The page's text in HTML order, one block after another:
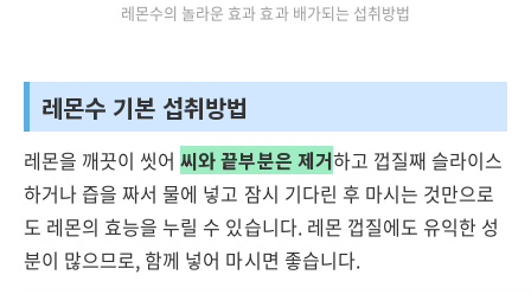
레몬수의 놀라운 효과 효과 배가되는 섭취방법
레몬수 기본 섭취방법
레몬을 깨끗이 씻어씨와 끝부분은 제거하고 껍질째 슬라이스
하거나 즙을 짜서 물에 넣고 잠시 기다린 후 마시는 것만으로
도 레몬의 효능을 누릴 수 있습니다. 레몬 껍질에도 유익한 성
분이 많으므로, 함께 넣어 마시면 좋습니다.